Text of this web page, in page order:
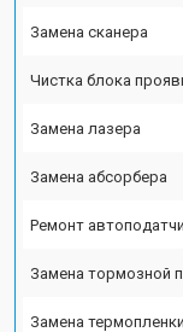
Замена сканера
Чистка блока
Замена лазера
Замена абсорбера
Ремонт
Замена тормозной
Замена термопленки